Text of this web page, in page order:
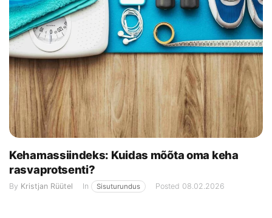
Kehamassiindeks: Kuidas mõõta oma keha
rasvaprotsenti?
By Kristjan Rüütel In Sisuturundus Posted 08.02.2026